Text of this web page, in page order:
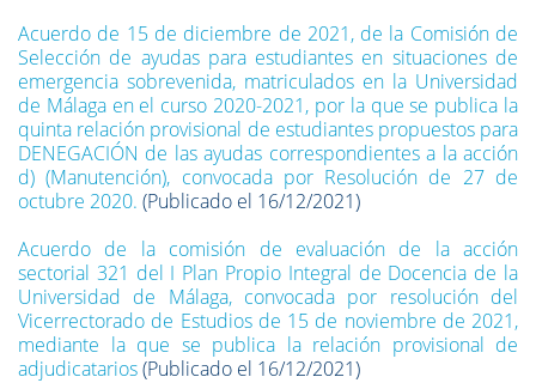
Acuerdo de 15 de diciembre de 2021, de la Comisión de
Selección de ayudas para estudiantes en situaciones de
emergencia sobrevenida, matriculados en la Universidad
de Málaga en el curso 2020-2021, por la que se publica la
quinta relación provisional de estudiantes propuestos para
DENEGACIÓN de las ayudas correspondientes a la acción
d) (Manutención), convocada por Resolución de 27 de
octubre 2020. (Publicado el 16/12/2021)
Acuerdo de la comisión de evaluación de la acción
sectorial 321 del I Plan Propio Integral de Docencia de la
Universidad de Málaga, convocada por resolución del
Vicerrectorado de Estudios de 15 de noviembre de 2021,
mediante la que se publica la relación provisional de
adjudicatarios(Publicado el 16/12/2021)